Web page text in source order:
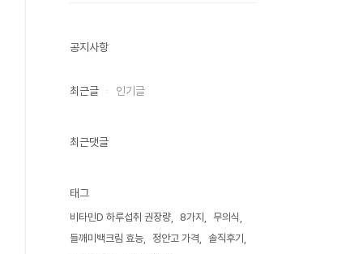
공지사항
최근글 인기글
최근댓글
태그
비타민D 하루섭취 권장량 8가지
무의식
들깨미백크림 효능
정안고 가격
솔직후기